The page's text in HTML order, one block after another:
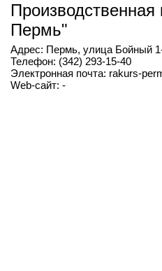
Пермь"
Адрес: Пермь, улица Бойный
Телефон: (342) 293-15-40
Электронная почта: rakurs-
Web-сайт: -